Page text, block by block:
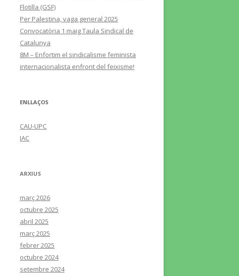
Flotilla (GSF)
Per Palestina, vaga general 2025
Convocatòria 1 maig Taula Sindical de
Catalunya
8M – Enfortim el sindicalisme feminista
internacionalista enfront del feixisme!
ENLLAÇOS
CAU-UPC
IAC
ARXIUS
març 2026
octubre 2025
abril 2025
març 2025
febrer 2025
octubre 2024
setembre 2024